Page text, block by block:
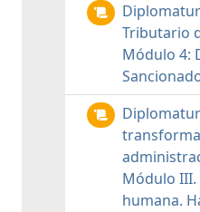
Tributario
Módulo 4:
Módulo III.
humana.